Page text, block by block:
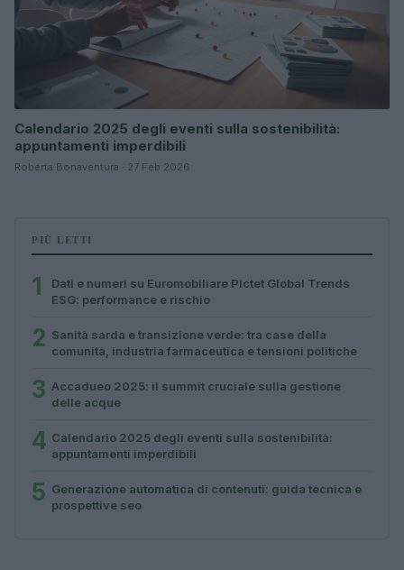
Calendario 2025 degli eventi sulla sostenibilità:
appuntamenti imperdibili
Roberta Bonaventura · 27 Feb 2026
PIÙ LETTI
1
Dati e numeri su Euromobiliare Pictet Global Trends
ESG: performance e rischio
2 Sanità sarda e transizione verde: tra case della
comunità, industria farmaceutica e tensioni politiche
3 Accadueo 2025: il summit cruciale sulla gestione
delle acque
4 Calendario 2025 degli eventi sulla sostenibilità:
appuntamenti imperdibili
5 Generazione automatica di contenuti: guida tecnica e
prospettive seo